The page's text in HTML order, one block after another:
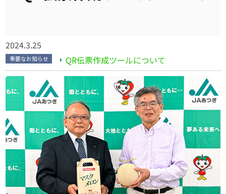
2024.3.25
重要なお知らせ QR伝票作成ツールについて